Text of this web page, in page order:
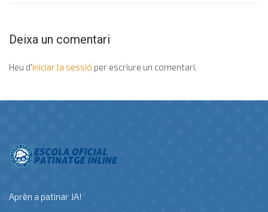
Deixa un comentari
Heu d'iniciar la sessió per escriure un comentari.
Aprèn a patinar JA!